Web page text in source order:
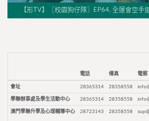
【形TV】〖校園狗仔隊〗EP64. 全運會空手
電話 傳真 電郵
會址 28365314 28358558
學聯辦事處及學生活動中心 28365314 28358558
澳門學聯升學及心理輔導中心 28723143 28358558